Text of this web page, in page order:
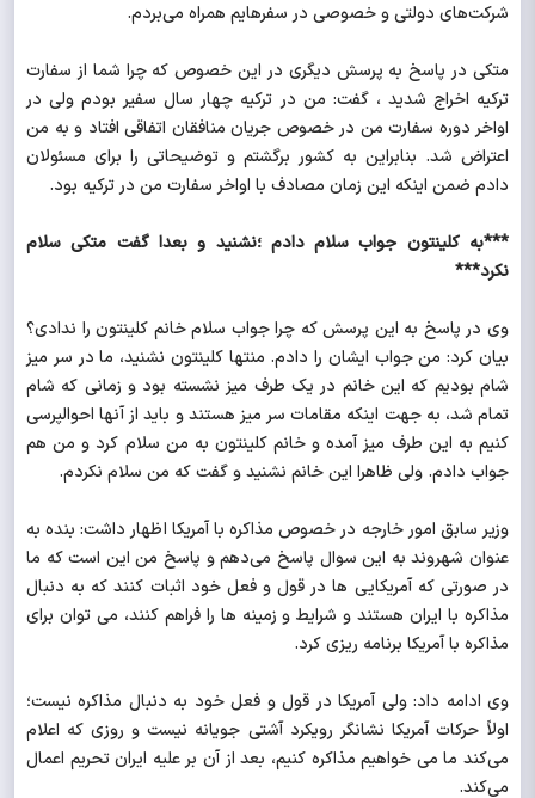
شرکت‌های دولتی و خصوصی در سفرهایم همراه می‌بردم.
متکی در پاسخ به پرسش دیگری در این خصوص که چرا شما از سفارت
ترکیه اخراج شدید ، گفت: من در ترکیه چهار سال سفیر بودم ولی در
اواخر دوره سفارت من در خصوص جریان منافقان اتفاقی افتاد و به من
اعتراض شد. بنابراین به کشور برگشتم و توضیحاتی را برای مسئولان
دادم ضمن اینکه این زمان مصادف با اواخر سفارت من در ترکیه بود.
***به کلینتون جواب سلام دادم ؛نشنید و بعدا گفت متکی سلام
نکرد***
وی در پاسخ به این پرسش که چرا جواب سلام خانم کلینتون را ندادی؟
بیان کرد: من جواب ایشان را دادم. منتها کلینتون نشنید، ما در سر میز
شام بودیم که این خانم در یک طرف میز نشسته بود و زمانی که شام
تمام شد، به جهت اینکه مقامات سر میز هستند و باید از آنها احوالپرسی
کنیم به این طرف میز آمده و خانم کلینتون به من سلام کرد و من هم
جواب دادم. ولی ظاهرا این خانم نشنید و گفت که من سلام نکردم.
وزیر سابق امور خارجه در خصوص مذاکره با آمریکا اظهار داشت: بنده به
عنوان شهروند به این سوال پاسخ می‌دهم و پاسخ من این است که ما
در صورتی که آمریکایی ها در قول و فعل خود اثبات کنند که به دنبال
مذاکره با ایران هستند و شرایط و زمینه ها را فراهم کنند، می توان برای
مذاکره با آمریکا برنامه ریزی کرد.
وی ادامه داد: ولی آمریکا در قول و فعل خود به دنبال مذاکره نیست؛‌
اولاً حرکات آمریکا نشانگر رویکرد آشتی جویانه نیست و روزی که اعلام
می‌کند ما می خواهیم مذاکره کنیم، بعد از آن بر علیه ایران تحریم اعمال
می‌کند.